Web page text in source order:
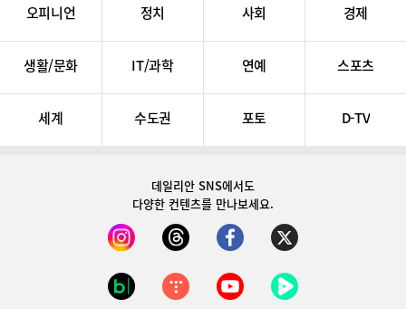
오피니언 정치 사회 경제
생활/문화 IT/과학 연예 스포츠
세계 수도권 포토 D-TV
데일리안 SNS에서도
다양한 컨텐츠를 만나보세요.